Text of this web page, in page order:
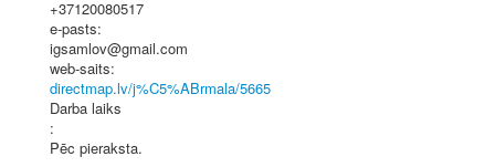
+37120080517
e-pasts:
igsamlov@gmail.com
web-saits:
directmap.lv/j%C5%ABrmala/5665
Darba laiks
:
Pēc pieraksta.